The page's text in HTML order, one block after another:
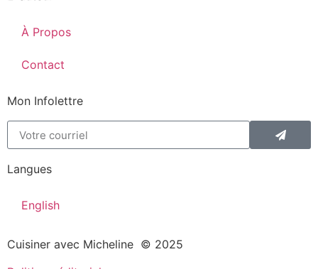
À Propos
Contact
Mon Infolettre
Langues
English
Cuisiner avec Micheline © 2025